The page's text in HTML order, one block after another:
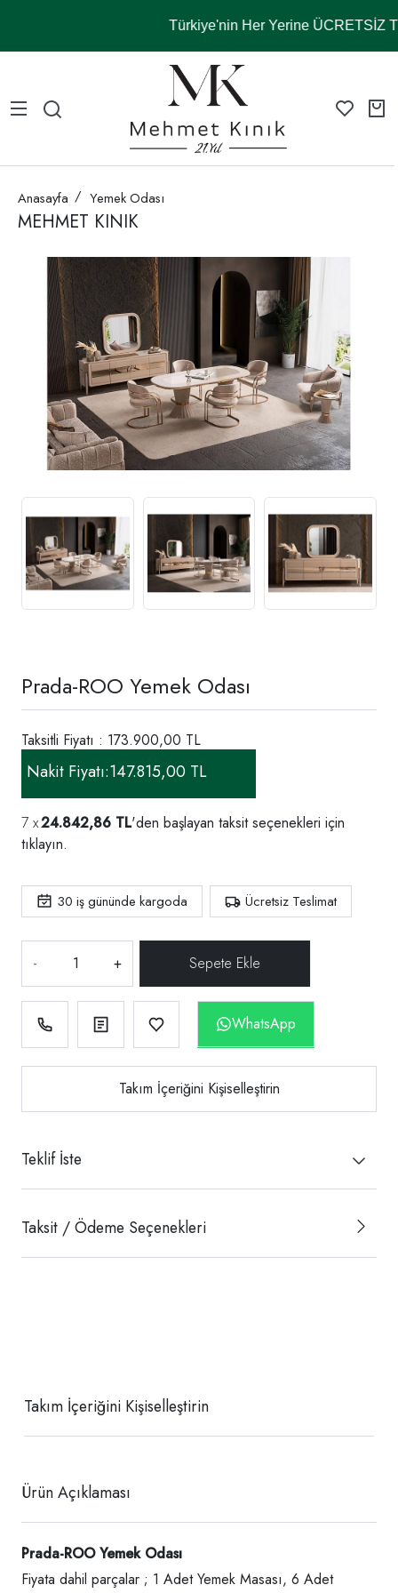
Türkiye'nin Her Yerine ÜCRETSİZ
Anasayfa Yemek Odası
MEHMET KINIK
Prada-ROO Yemek Odası
Taksitli Fiyatı : 173.900,00 TL
Nakit Fiyatı:147.815,00 TL
24.842,86 TL'den başlayan taksit seçenekleri için
tıklayın.
30 iş gününde kargoda Ücretsiz Teslimat
- +
WhatsApp
Takım İçeriğini Kişiselleştirin
Teklif İste
Taksit / Ödeme Seçenekleri
Takım İçeriğini Kişiselleştirin
Ürün Açıklaması
Prada-ROO Yemek Odası
Fiyata dahil parçalar ; 1 Adet Yemek Masası, 6 Adet